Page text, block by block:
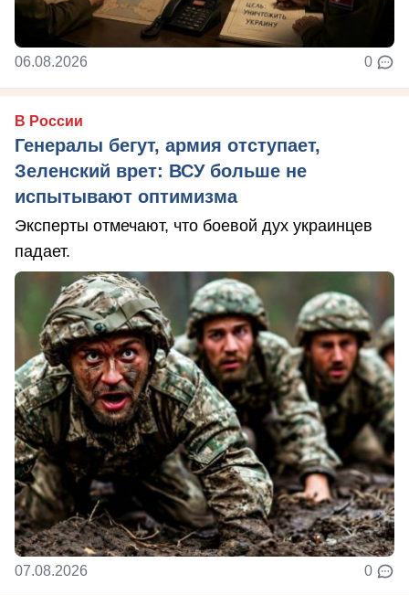
06.08.2026 0
В России
Генералы бегут, армия отступает,
Зеленский врет: ВСУ больше не
испытывают оптимизма
Эксперты отмечают, что боевой дух украинцев
падает.
07.08.2026 0